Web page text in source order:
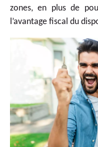
zones, en plus de
l’avantage fiscal du